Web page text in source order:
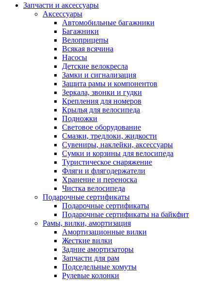
Запчасти и аксессуары
Аксессуары
Автомобильные багажники
Багажники
Велоприцепы
Всякая всячина
Насосы
Детские велокресла
Замки и сигнализация
Защита рамы и компонентов
Зеркала, звонки и гудки
Крепления для номеров
Крылья для велосипеда
Подножки
Световое оборудование
Смазки, тредлоки, жидкости
Сувениры, наклейки, аксессуары
Сумки и корзины для велосипеда
Туристическое снаряжение
Фляги и флягодержатели
Хранение и переноска
Чистка велосипеда
Подарочные сертификаты
Подарочные сертификаты
Подарочные сертификаты на байкфит
Рамы, вилки, амортизация
Амортизационные вилки
Жесткие вилки
Задние амортизаторы
Запчасти для рам
Подседельные хомуты
Рулевые колонки